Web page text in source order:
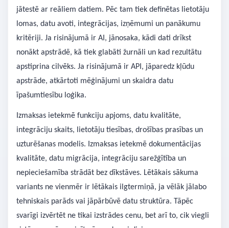
jātestē ar reāliem datiem. Pēc tam tiek definētas lietotāju
lomas, datu avoti, integrācijas, izņēmumi un panākumu
kritēriji. Ja risinājumā ir AI, jānosaka, kādi dati drīkst
nonākt apstrādē, kā tiek glabāti žurnāli un kad rezultātu
apstiprina cilvēks. Ja risinājumā ir API, jāparedz kļūdu
apstrāde, atkārtoti mēģinājumi un skaidra datu
īpašumtiesību loģika.
Izmaksas ietekmē funkciju apjoms, datu kvalitāte,
integrāciju skaits, lietotāju tiesības, drošības prasības un
uzturēšanas modelis. Izmaksas ietekmē dokumentācijas
kvalitāte, datu migrācija, integrāciju sarežģītība un
nepieciešamība strādāt bez dīkstāves. Lētākais sākuma
variants ne vienmēr ir lētākais ilgtermiņā, ja vēlāk jālabo
tehniskais parāds vai jāpārbūvē datu struktūra. Tāpēc
svarīgi izvērtēt ne tikai izstrādes cenu, bet arī to, cik viegli